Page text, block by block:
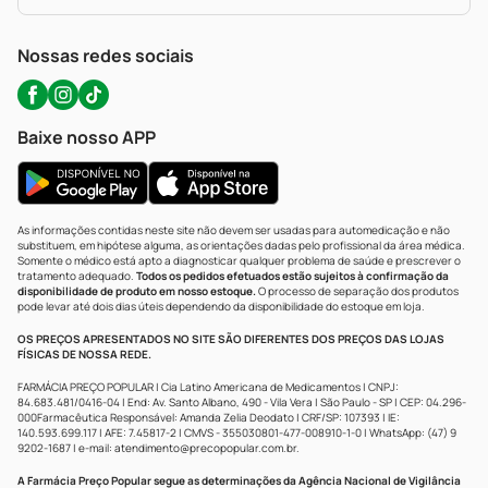
Nossas redes sociais
Baixe nosso APP
As informações contidas neste site não devem ser usadas para automedicação e não
substituem, em hipótese alguma, as orientações dadas pelo profissional da área médica.
Somente o médico está apto a diagnosticar qualquer problema de saúde e prescrever o
tratamento adequado. Todos os pedidos efetuados estão sujeitos à confirmação da
disponibilidade de produto em nosso estoque.O processo de separação dos produtos
pode levar até dois dias úteis dependendo da disponibilidade do estoque em loja.
OS PREÇOS APRESENTADOS NO SITE SÃO DIFERENTES DOS PREÇOS DAS LOJAS
FÍSICAS DE NOSSA REDE.
FARMÁCIA PREÇO POPULAR | Cia Latino Americana de Medicamentos | CNPJ:
84.683.481/0416-04 | End: Av. Santo Albano, 490 - Vila Vera | São Paulo - SP | CEP: 04.296-
000Farmacêutica Responsável: Amanda Zelia Deodato | CRF/SP: 107393 | IE:
140.593.699.117 | AFE: 7.45817-2 | CMVS - 355030801-477-008910-1-0 | WhatsApp: (47) 9
9202-1687 | e-mail: atendimento@precopopular.com.br.
A Farmácia Preço Popular segue as determinações da Agência Nacional de Vigilância